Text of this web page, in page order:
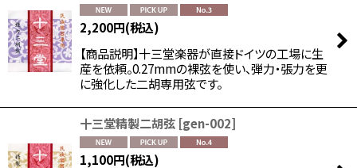
2,200円(税込)
【商品説明】十三堂楽器が直接ドイツの工場に生
産を依頼。0.27mmの裸弦を使い、弾力・張力を更
に強化した二胡専用弦です。
十三堂精製二胡弦 [gen-002]
1,100円(税込)